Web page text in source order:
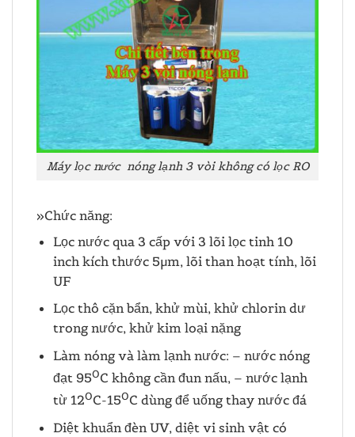
Máy lọc nước nóng lạnh 3 vòi không có lọc RO
»Chức năng:
Lọc nước qua 3 cấp với 3 lõi lọc tinh 10
inch kích thước 5µm, lõi than hoạt tính, lõi
UF
Lọc thô cặn bẩn, khử mùi, khử chlorin dư
trong nước, khử kim loại nặng
Làm nóng và làm lạnh nước: – nước nóng
đạt 950C không cần đun nấu, – nước lạnh
từ 120C-150C dùng để uống thay nước đá
Diệt khuẩn đèn UV, diệt vi sinh vật có